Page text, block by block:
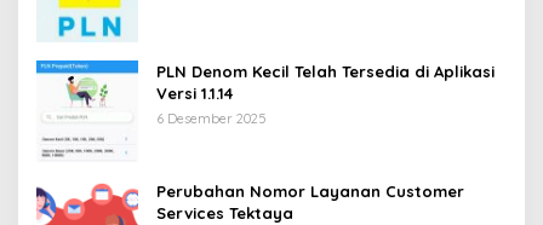
PLN Denom Kecil Telah Tersedia di Aplikasi
Versi 1.1.14
6 Desember 2025
Perubahan Nomor Layanan Customer
Services Tektaya